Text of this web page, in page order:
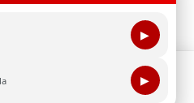
▶
▶
para mejorar tu experiencia de
nuestra política de uso de